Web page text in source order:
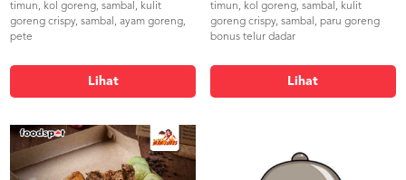
timun, kol goreng, sambal, kulit
goreng crispy, sambal, ayam goreng,
pete
Lihat
timun, kol goreng, sambal, kulit
goreng crispy, sambal, paru goreng
bonus telur dadar
Lihat